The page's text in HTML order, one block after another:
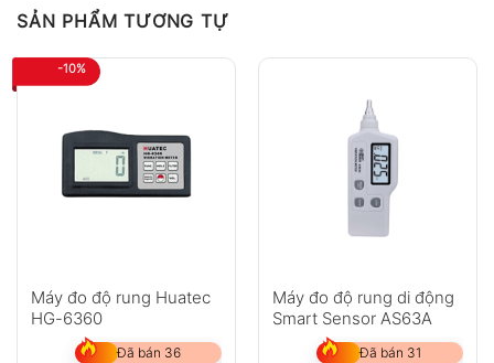
SẢN PHẨM TƯƠNG TỰ
-10%
Máy đo độ rung Huatec
HG-6360
Đã bán 36
Máy đo độ rung di động
Smart Sensor AS63A
Đã bán 31